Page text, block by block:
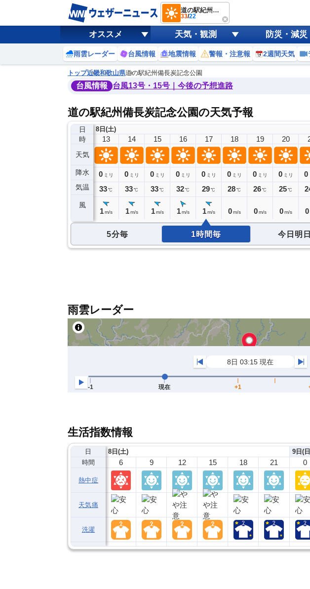
道の駅紀州備長炭記念公園
33/22
オススメ 天気・観測 防災・減災
雨雲レーダー 台風情報 地震情報 警報・注意報 2週間天気
トップ近畿和歌山県道の駅紀州備長炭記念公園
台風情報 台風13号・15号｜今後の予想進路
道の駅紀州備長炭記念公園の天気予報
日
時
天気
降水
気温
風
8日(土)
12
0ミリ
32℃
13
0 ミリ
33℃
1 m/s
14
0 ミリ
33℃
1 m/s
15
0 ミリ
33℃
1 m/s
16
0 ミリ
32℃
1 m/s
17
0 ミリ
29℃
1 m/s
18
0 ミリ
28℃
0 m/s
19
0 ミリ
26℃
0 m/s
20
0 ミリ
25℃
0 m/s
0
0
5分毎 1時間毎 今日明日
雨雲レーダー
生活指数情報
日
時間
熱中症
天気痛
洗濯
8日(土)
6 9 12 15 18 21
9日(
0